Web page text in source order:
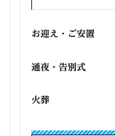
お迎え・ご安置
通夜・告別式
火葬